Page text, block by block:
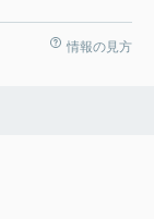
情報の見方